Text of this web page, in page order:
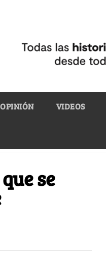
OPINIÓN VIDEOS
se